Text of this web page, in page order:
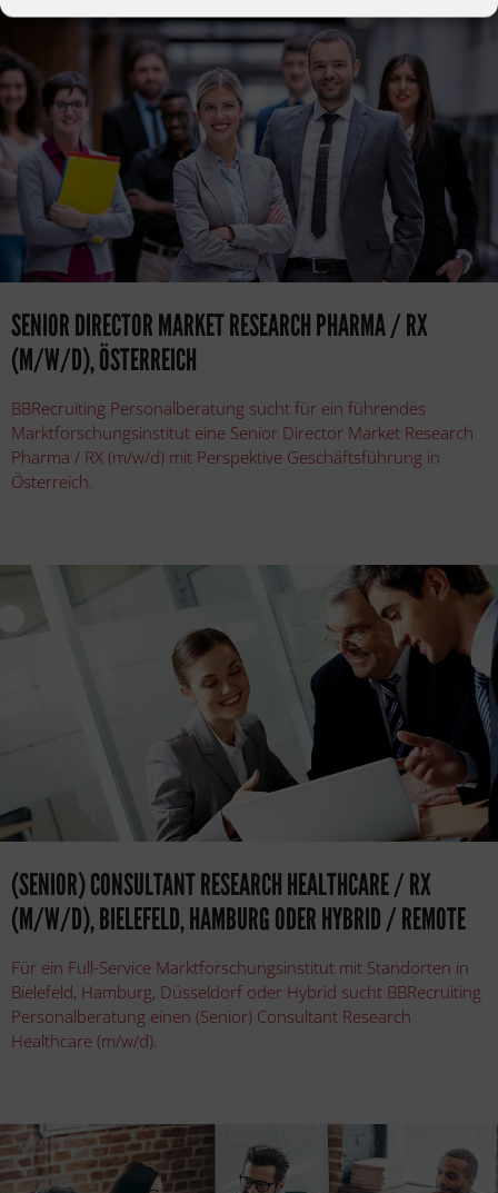
SENIOR DIRECTOR MARKET RESEARCH PHARMA / RX
(M/W/D), ÖSTERREICH
BBRecruiting Personalberatung sucht für ein führendes
Marktforschungsinstitut eine Senior Director Market Research
Pharma / RX (m/w/d) mit Perspektive Geschäftsführung in
Österreich.
(SENIOR) CONSULTANT RESEARCH HEALTHCARE / RX
(M/W/D), BIELEFELD, HAMBURG ODER HYBRID / REMOTE
Für ein Full-Service Marktforschungsinstitut mit Standorten in
Bielefeld, Hamburg, Düsseldorf oder Hybrid sucht BBRecruiting
Personalberatung einen (Senior) Consultant Research
Healthcare (m/w/d).